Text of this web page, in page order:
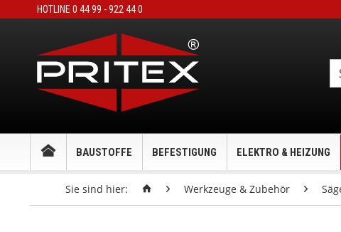
HOTLINE 0 44 99 - 922 44 0
BAUSTOFFE BEFESTIGUNG ELEKTRO & HEIZUNG
Sie sind hier: Werkzeuge & Zubehör